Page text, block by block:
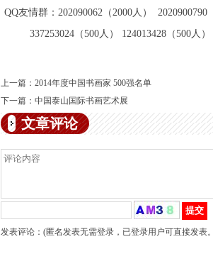
QQ友情群：202090062（2000人）
337253024（500人） 124013428（500人）
上一篇： 2014年度中国书画家 500强名单
下一篇： 中国泰山国际书画艺术展
文章评论
发表评论：(匿名发表无需登录，已登录用户可直接发表